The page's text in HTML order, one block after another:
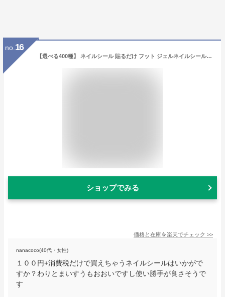
no. 16
【選べる400種】 ネイルシール 貼るだけ フット ジェルネイルシール ペディキュア フルカバータイプネイルシール ジェルネイルステッカー ジェルネイルシール ネイル
ショップでみる
価格と在庫を楽天でチェック >>
nanacoco(40代・女性)
１００円+消費税だけで買えちゃうネイルシールはいかがで
すか？わりとまいすうもおおいですし使い勝手が良さそうで
す